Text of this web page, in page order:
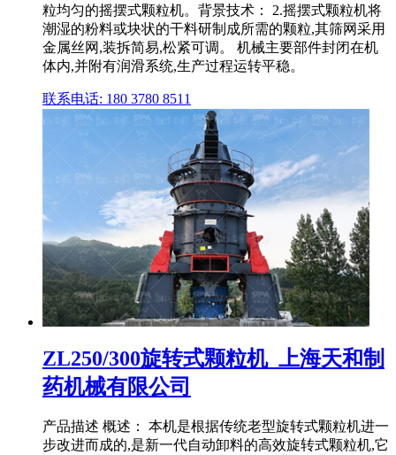
粒均匀的摇摆式颗粒机。背景技术： 2.摇摆式颗粒机将
潮湿的粉料或块状的干料研制成所需的颗粒,其筛网采用
金属丝网,装拆简易,松紧可调。 机械主要部件封闭在机
体内,并附有润滑系统,生产过程运转平稳。
联系电话: 180 3780 8511
ZL250/300旋转式颗粒机_上海天和制
药机械有限公司
产品描述 概述： 本机是根据传统老型旋转式颗粒机进一
步改进而成的,是新一代自动卸料的高效旋转式颗粒机,它